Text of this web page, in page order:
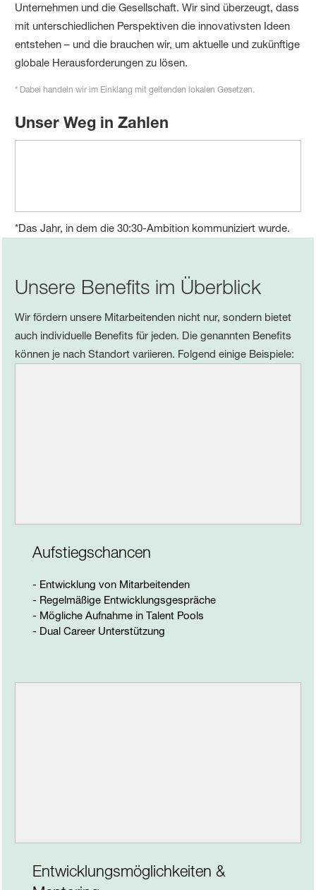
Unternehmen und die Gesellschaft. Wir sind überzeugt, dass
mit unterschiedlichen Perspektiven die innovativsten Ideen
entstehen – und die brauchen wir, um aktuelle und zukünftige
globale Herausforderungen zu lösen.
* Dabei handeln wir im Einklang mit geltenden lokalen Gesetzen.
Unser Weg in Zahlen
*Das Jahr, in dem die 30:30-Ambition kommuniziert wurde.
Unsere Benefits im Überblick
Wir fördern unsere Mitarbeitenden nicht nur, sondern bietet
auch individuelle Benefits für jeden. Die genannten Benefits
können je nach Standort variieren. Folgend einige Beispiele:
Aufstiegschancen
- Entwicklung von Mitarbeitenden
- Regelmäßige Entwicklungsgespräche
- Mögliche Aufnahme in Talent Pools
- Dual Career Unterstützung
Entwicklungsmöglichkeiten &